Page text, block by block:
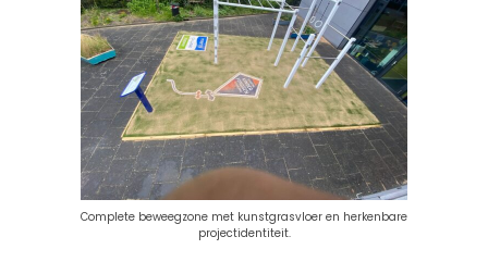
Complete beweegzone met kunstgrasvloer en herkenbare
projectidentiteit.